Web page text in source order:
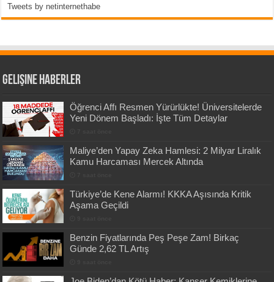
Tweets by netinternethabe
Gelişine Haberler
Öğrenci Affı Resmen Yürürlükte! Üniversitelerde
Yeni Dönem Başladı: İşte Tüm Detaylar
Maliye’den Yapay Zeka Hamlesi: 2 Milyar Liralık
Kamu Harcaması Mercek Altında
Türkiye’de Kene Alarmı! KKKA Aşısında Kritik
Aşama Geçildi
Benzin Fiyatlarında Peş Peşe Zam! Birkaç
Günde 2,62 TL Artış